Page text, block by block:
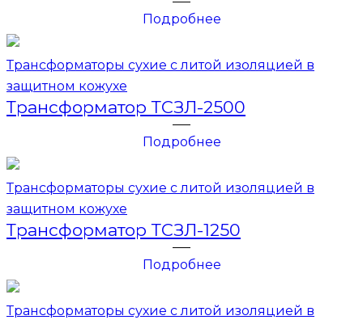
Подробнее
Трансформаторы сухие с литой изоляцией в
защитном кожухе
Трансформатор ТСЗЛ-2500
Подробнее
Трансформаторы сухие с литой изоляцией в
защитном кожухе
Трансформатор ТСЗЛ-1250
Подробнее
Трансформаторы сухие с литой изоляцией в